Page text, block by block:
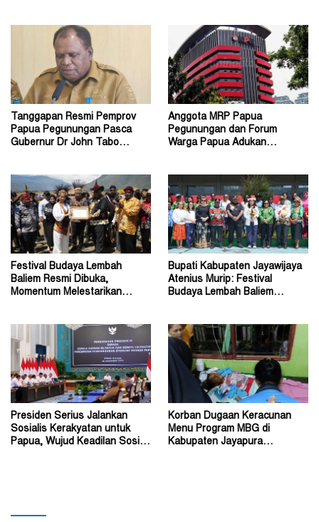
Tanggapan Resmi Pemprov
Papua Pegunungan Pasca
Gubernur Dr John Tabo
Anggota MRP Papua
Pegunungan dan Forum
Warga Papua Adukan
Festival Budaya Lembah
Baliem Resmi Dibuka,
Momentum Melestarikan
Bupati Kabupaten Jayawijaya
Atenius Murip: Festival
Budaya Lembah Baliem
Presiden Serius Jalankan
Sosialis Kerakyatan untuk
Papua, Wujud Keadilan Sosial
Korban Dugaan Keracunan
Menu Program MBG di
Kabupaten Jayapura